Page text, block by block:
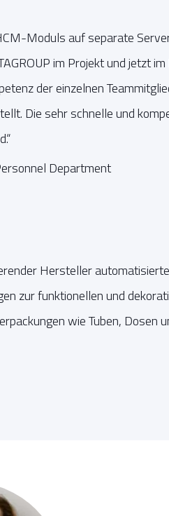
Moduls auf separate
im Projekt und jetzt
der einzelnen
Die sehr schnelle und
Department
Hersteller
zur funktionellen und
wie Tuben, Dosen